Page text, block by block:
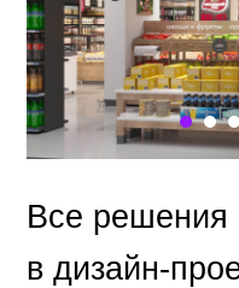
Все
в дизайн-